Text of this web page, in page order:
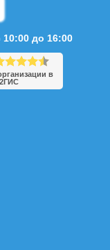
до 16:00
в
2ГИС